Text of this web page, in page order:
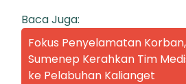
Baca Juga:
Fokus Penyelamatan
Sumenep Kerahkan Tim
ke Pelabuhan Kalianget